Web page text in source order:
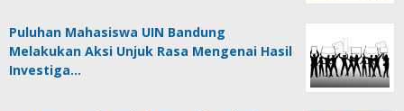
Puluhan Mahasiswa UIN Bandung
Melakukan Aksi Unjuk Rasa Mengenai Hasil
Investiga…